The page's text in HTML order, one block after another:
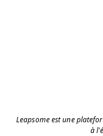
Leapsome est une
à